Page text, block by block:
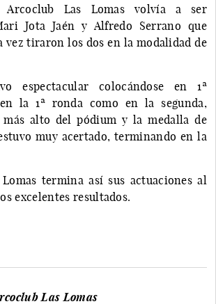
Arcoclub Las Lomas volvía a ser
Jota Jaén y Alfredo Serrano que
vez tiraron los dos en la modalidad de
espectacular colocándose en 1ª
la 1ª ronda como en la segunda,
más alto del pódium y la medalla de
muy acertado, terminando en la
termina así sus actuaciones al
excelentes resultados.
Las Lomas